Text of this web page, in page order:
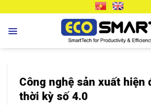
content
VN EN
Công nghệ sản xuất hiện
thời kỳ số 4.0